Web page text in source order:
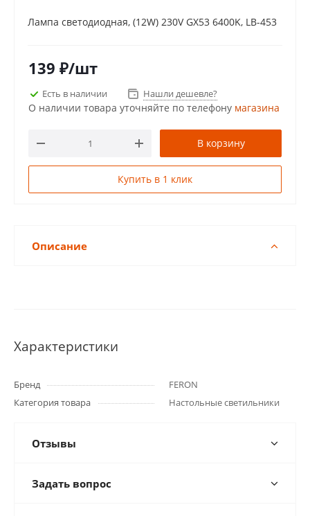
Лампа светодиодная, (12W) 230V GX53 6400K, LB-453
139 ₽/шт
Есть в наличии Нашли дешевле?
О наличии товара уточняйте по телефону магазина
В корзину
Купить в 1 клик
Описание
Характеристики
Бренд
FERON
Категория товара
Настольные светильники
Отзывы
Задать вопрос